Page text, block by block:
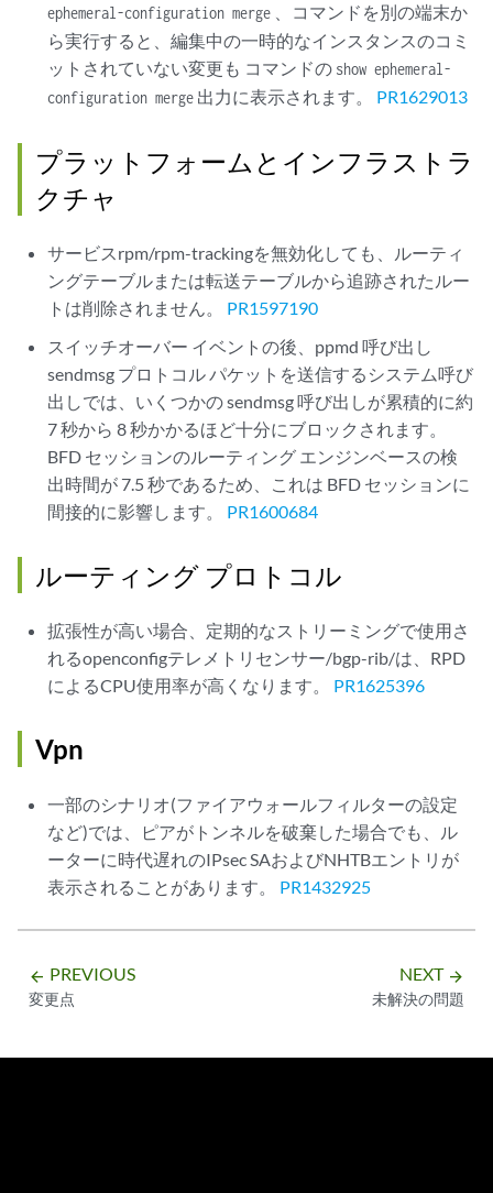
ephemeral-configuration merge 、コマンドを別の端末か
ら実行すると、編集中の一時的なインスタンスのコミ
ットされていない変更も コマンドの show ephemeral-
configuration merge 出力に表示されます。 PR1629013
プラットフォームとインフラストラ
クチャ
サービスrpm/rpm-trackingを無効化しても、ルーティ
ングテーブルまたは転送テーブルから追跡されたルー
トは削除されません。 PR1597190
スイッチオーバー イベントの後、ppmd 呼び出し
sendmsg プロトコル パケットを送信するシステム呼び
出しでは、いくつかの sendmsg 呼び出しが累積的に約
7 秒から 8 秒かかるほど十分にブロックされます。
BFD セッションのルーティング エンジンベースの検
出時間が 7.5 秒であるため、これは BFD セッションに
間接的に影響します。 PR1600684
ルーティング プロトコル
拡張性が高い場合、定期的なストリーミングで使用さ
れるopenconfigテレメトリセンサー/bgp-rib/は、RPD
によるCPU使用率が高くなります。 PR1625396
Vpn
一部のシナリオ(ファイアウォールフィルターの設定
など)では、ピアがトンネルを破棄した場合でも、ル
ーターに時代遅れのIPsec SAおよびNHTBエントリが
表示されることがあります。 PR1432925
arrow_backward PREVIOUS
変更点
NEXT arrow_forward
未解決の問題